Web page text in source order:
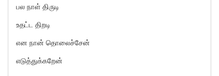
பல நாள் திருடி
உதட்ட திறடி
என நான் தொலைச்சேன்
எடுத்துக்கறேன்